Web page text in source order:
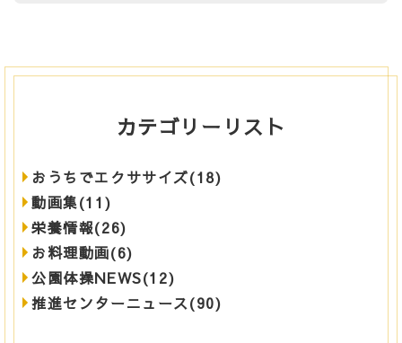
カテゴリーリスト
おうちでエクササイズ(18)
動画集(11)
栄養情報(26)
お料理動画(6)
公園体操NEWS(12)
推進センターニュース(90)